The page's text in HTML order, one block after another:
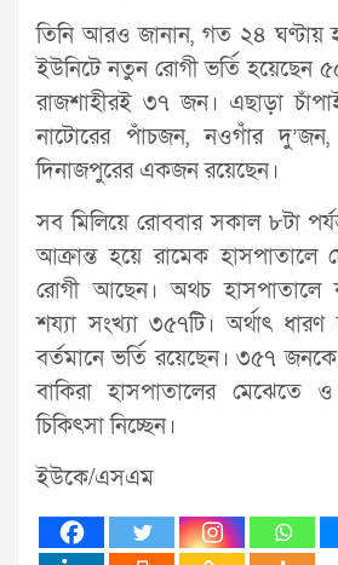
তিনি আরও জানান, গত ২৪ ঘণ্টায়
ইউনিটে নতুন রোগী ভর্তি হয়েছেন
রাজশাহীরই ৩৭ জন। এছাড়া
নাটোরের পাঁচজন, নওগাঁর
দিনাজপুরের একজন রয়েছেন।
সব মিলিয়ে রোববার সকাল ৮টা
আক্রান্ত হয়ে রামেক
রোগী আছেন। অথচ হাসপাতালে
শয্যা সংখ্যা ৩৫৭টি। অর্থাৎ
বর্তমানে ভর্তি রয়েছেন। ৩৫৭
বাকিরা হাসপাতালের মেঝেতে ও
চিকিৎসা নিচ্ছেন।
ইউকে/এসএম